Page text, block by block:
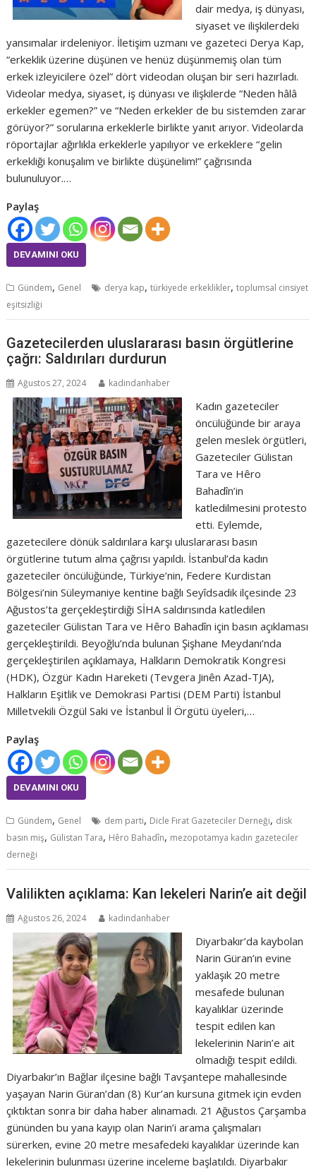
dair medya, iş dünyası,
siyaset ve ilişkilerdeki
yansımalar irdeleniyor. İletişim uzmanı ve gazeteci Derya Kap,
“erkeklik üzerine düşünen ve henüz düşünmemiş olan tüm
erkek izleyicilere özel” dört videodan oluşan bir seri hazırladı.
Videolar medya, siyaset, iş dünyası ve ilişkilerde “Neden hâlâ
erkekler egemen?” ve “Neden erkekler de bu sistemden zarar
görüyor?” sorularına erkeklerle birlikte yanıt arıyor. Videolarda
röportajlar ağırlıkla erkeklerle yapılıyor ve erkeklere “gelin
erkekliği konuşalım ve birlikte düşünelim!” çağrısında
bulunuluyor.…
Paylaş
DEVAMINI OKU
Gündem, Genel derya kap,türkiyede erkeklikler,toplumsal cinsiyet
eşitsizliği
Gazetecilerden uluslararası basın örgütlerine
çağrı: Saldırıları durdurun
Ağustos 27, 2024 kadindanhaber
Kadın gazeteciler
öncülüğünde bir araya
gelen meslek örgütleri,
Gazeteciler Gülistan
Tara ve Hêro
Bahadîn’in
katledilmesini protesto
etti. Eylemde,
gazetecilere dönük saldırılara karşı uluslararası basın
örgütlerine tutum alma çağrısı yapıldı. İstanbul’da kadın
gazeteciler öncülüğünde, Türkiye’nin, Federe Kurdistan
Bölgesi’nin Süleymaniye kentine bağlı Seyîdsadik ilçesinde 23
Ağustos’ta gerçekleştirdiği SİHA saldırısında katledilen
gazeteciler Gülistan Tara ve Hêro Bahadîn için basın açıklaması
gerçekleştirildi. Beyoğlu’nda bulunan Şişhane Meydanı’nda
gerçekleştirilen açıklamaya, Halkların Demokratik Kongresi
(HDK), Özgür Kadın Hareketi (Tevgera Jinên Azad-TJA),
Halkların Eşitlik ve Demokrasi Partisi (DEM Parti) İstanbul
Milletvekili Özgül Saki ve İstanbul İl Örgütü üyeleri,…
Paylaş
DEVAMINI OKU
Gündem, Genel dem parti, Dicle Fırat Gazeteciler Derneği, disk
basın miş, Gülistan Tara, Hêro Bahadîn, mezopotamya kadın gazeteciler
derneği
Valilikten açıklama: Kan lekeleri Narin’e ait değil
Ağustos 26, 2024 kadindanhaber
Diyarbakır’da kaybolan
Narin Güran’ın evine
yaklaşık 20 metre
mesafede bulunan
kayalıklar üzerinde
tespit edilen kan
lekelerinin Narin’e ait
olmadığı tespit edildi.
Diyarbakır’ın Bağlar ilçesine bağlı Tavşantepe mahallesinde
yaşayan Narin Güran’dan (8) Kur’an kursuna gitmek için evden
çıktıktan sonra bir daha haber alınamadı. 21 Ağustos Çarşamba
gününden bu yana kayıp olan Narin’i arama çalışmaları
sürerken, evine 20 metre mesafedeki kayalıklar üzerinde kan
lekelerinin bulunması üzerine inceleme başlatıldı. Diyarbakır